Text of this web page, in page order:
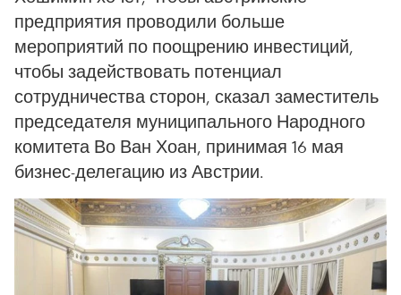
предприятия проводили больше
мероприятий по поощрению инвестиций,
чтобы задействовать потенциал
сотрудничества сторон, сказал заместитель
председателя муниципального Народного
комитета Во Ван Хоан, принимая 16 мая
бизнес-делегацию из Австрии.